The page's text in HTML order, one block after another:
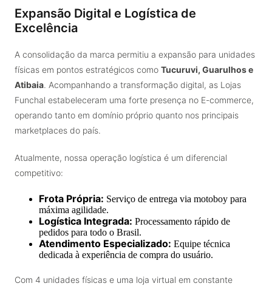
Expansão Digital e Logística de
Excelência
A consolidação da marca permitiu a expansão para unidades
físicas em pontos estratégicos como Tucuruvi, Guarulhos e
Atibaia. Acompanhando a transformação digital, as Lojas
Funchal estabeleceram uma forte presença no E-commerce,
operando tanto em domínio próprio quanto nos principais
marketplaces do país.
Atualmente, nossa operação logística é um diferencial
competitivo:
Frota Própria: Serviço de entrega via motoboy para
máxima agilidade.
Logística Integrada: Processamento rápido de
pedidos para todo o Brasil.
Atendimento Especializado: Equipe técnica
dedicada à experiência de compra do usuário.
Com 4 unidades físicas e uma loja virtual em constante